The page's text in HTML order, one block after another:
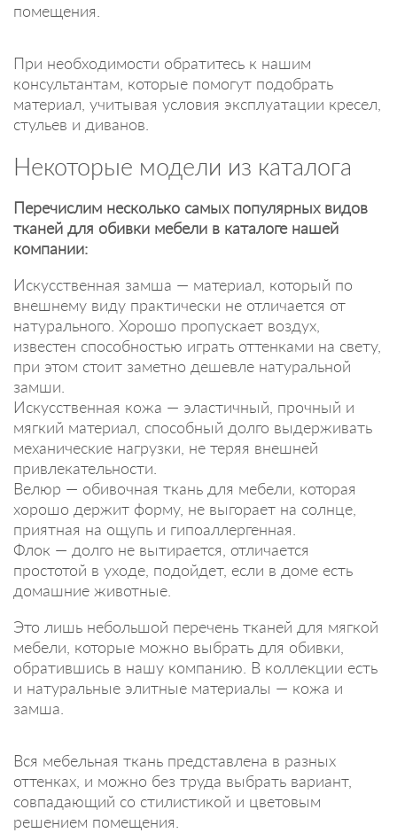
помещения.
При необходимости обратитесь к нашим
консультантам, которые помогут подобрать
материал, учитывая условия эксплуатации кресел,
стульев и диванов.
Некоторые модели из каталога
Перечислим несколько самых популярных видов
тканей для обивки мебели в каталоге нашей
компании:
Искусственная замша — материал, который по
внешнему виду практически не отличается от
натурального. Хорошо пропускает воздух,
известен способностью играть оттенками на свету,
при этом стоит заметно дешевле натуральной
замши.
Искусственная кожа — эластичный, прочный и
мягкий материал, способный долго выдерживать
механические нагрузки, не теряя внешней
привлекательности.
Велюр — обивочная ткань для мебели, которая
хорошо держит форму, не выгорает на солнце,
приятная на ощупь и гипоаллергенная.
Флок — долго не вытирается, отличается
простотой в уходе, подойдет, если в доме есть
домашние животные.
Это лишь небольшой перечень тканей для мягкой
мебели, которые можно выбрать для обивки,
обратившись в нашу компанию. В коллекции есть
и натуральные элитные материалы — кожа и
замша.
Вся мебельная ткань представлена в разных
оттенках, и можно без труда выбрать вариант,
совпадающий со стилистикой и цветовым
решением помещения.